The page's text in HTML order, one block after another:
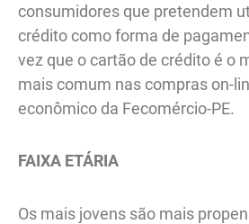
consumidores que pretendem
crédito como forma de
vez que o cartão de crédito é o
mais comum nas compras on-
econômico da Fecomércio-PE.
FAIXA ETÁRIA
Os mais jovens são mais